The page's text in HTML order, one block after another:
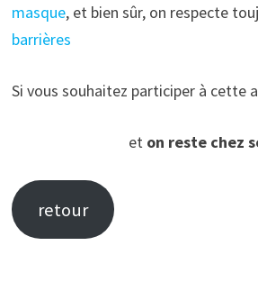
masque, et bien sûr, on respecte
barrières
Si vous souhaitez participer à cette
et on reste chez
retour